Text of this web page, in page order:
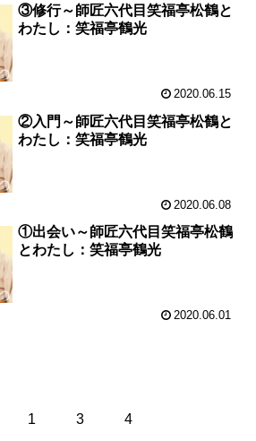
③修行～師匠六代目笑福亭松鶴と
わたし：笑福亭鶴光
2020.06.15
②入門～師匠六代目笑福亭松鶴と
わたし：笑福亭鶴光
2020.06.08
①出会い～師匠六代目笑福亭松鶴
とわたし：笑福亭鶴光
2020.06.01
1 3 4